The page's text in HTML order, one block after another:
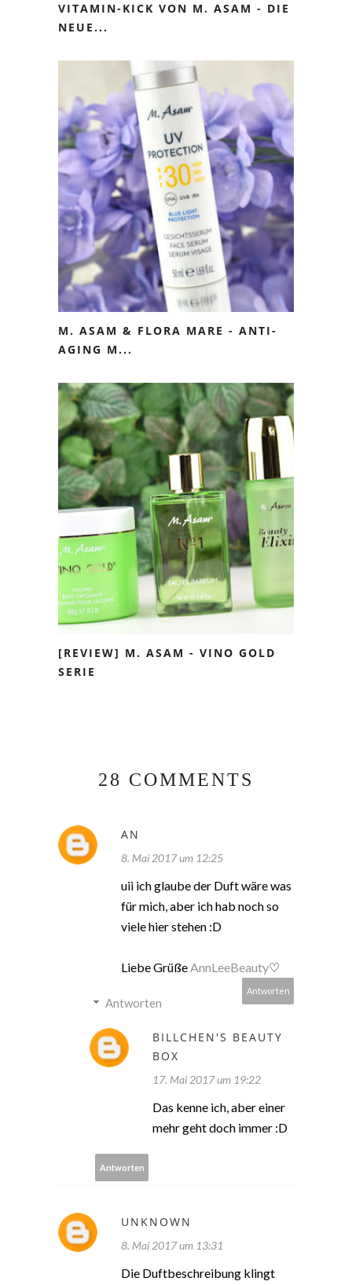
VITAMIN-KICK VON M. ASAM - DIE
NEUE...
M. ASAM & FLORA MARE - ANTI-
AGING M...
[REVIEW] M. ASAM - VINO GOLD
SERIE
28 COMMENTS
AN
8. Mai 2017 um 12:25
uii ich glaube der Duft wäre was
für mich, aber ich hab noch so
viele hier stehen :D
Liebe GrüßeAnnLeeBeauty♡
Antworten
Antworten
BILLCHEN'S BEAUTY
BOX
17. Mai 2017 um 19:22
Das kenne ich, aber einer
mehr geht doch immer :D
Antworten
UNKNOWN
8. Mai 2017 um 13:31
Die Duftbeschreibung klingt